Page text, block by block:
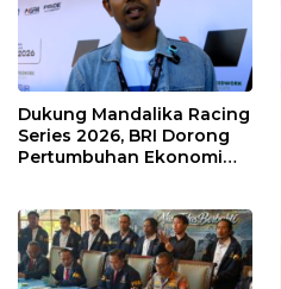
Dukung Mandalika Racing
Series 2026, BRI Dorong
Pertumbuhan Ekonomi